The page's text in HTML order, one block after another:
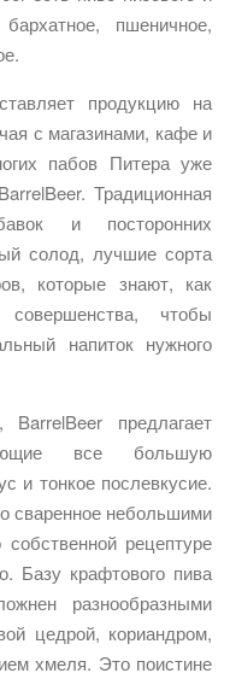
пшеничное,
продукцию на
с магазинами, кафе и
пабов Питера уже
Традиционная
и посторонних
солод, лучшие сорта
которые знают, как
чтобы
напиток нужного
предлагает
все большую
и тонкое послевкусие.
сваренное небольшими
рецептуре
Базу крафтового пива
разнообразными
цедрой, кориандром,
хмеля. Это поистине